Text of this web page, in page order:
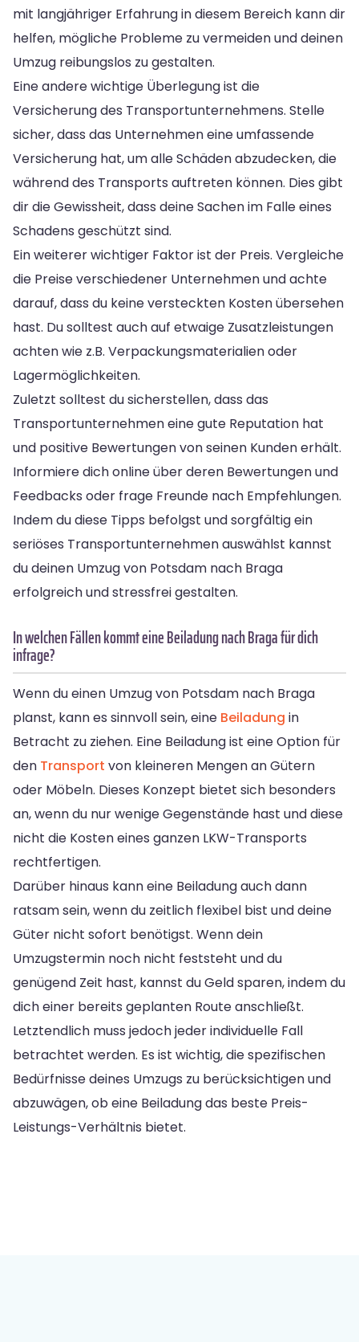
mit langjähriger Erfahrung in diesem Bereich kann dir
helfen, mögliche Probleme zu vermeiden und deinen
Umzug reibungslos zu gestalten.
Eine andere wichtige Überlegung ist die
Versicherung des Transportunternehmens. Stelle
sicher, dass das Unternehmen eine umfassende
Versicherung hat, um alle Schäden abzudecken, die
während des Transports auftreten können. Dies gibt
dir die Gewissheit, dass deine Sachen im Falle eines
Schadens geschützt sind.
Ein weiterer wichtiger Faktor ist der Preis. Vergleiche
die Preise verschiedener Unternehmen und achte
darauf, dass du keine versteckten Kosten übersehen
hast. Du solltest auch auf etwaige Zusatzleistungen
achten wie z.B. Verpackungsmaterialien oder
Lagermöglichkeiten.
Zuletzt solltest du sicherstellen, dass das
Transportunternehmen eine gute Reputation hat
und positive Bewertungen von seinen Kunden erhält.
Informiere dich online über deren Bewertungen und
Feedbacks oder frage Freunde nach Empfehlungen.
Indem du diese Tipps befolgst und sorgfältig ein
seriöses Transportunternehmen auswählst kannst
du deinen Umzug von Potsdam nach Braga
erfolgreich und stressfrei gestalten.
In welchen Fällen kommt eine Beiladung nach Braga für dich
infrage?
Wenn du einen Umzug von Potsdam nach Braga
planst, kann es sinnvoll sein, eine Beiladung in
Betracht zu ziehen. Eine Beiladung ist eine Option für
den Transport von kleineren Mengen an Gütern
oder Möbeln. Dieses Konzept bietet sich besonders
an, wenn du nur wenige Gegenstände hast und diese
nicht die Kosten eines ganzen LKW-Transports
rechtfertigen.
Darüber hinaus kann eine Beiladung auch dann
ratsam sein, wenn du zeitlich flexibel bist und deine
Güter nicht sofort benötigst. Wenn dein
Umzugstermin noch nicht feststeht und du
genügend Zeit hast, kannst du Geld sparen, indem du
dich einer bereits geplanten Route anschließt.
Letztendlich muss jedoch jeder individuelle Fall
betrachtet werden. Es ist wichtig, die spezifischen
Bedürfnisse deines Umzugs zu berücksichtigen und
abzuwägen, ob eine Beiladung das beste Preis-
Leistungs-Verhältnis bietet.